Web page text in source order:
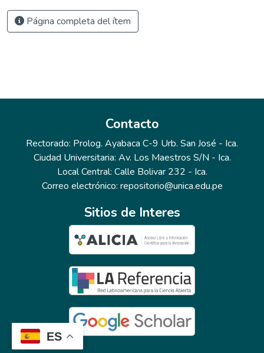
ES
Página completa del ítem
Contacto
Rectorado: Prolog. Ayabaca C-9 Urb. San José - Ica.
Ciudad Universitaria: Av. Los Maestros S/N - Ica.
Local Central: Calle Bolivar 232 - Ica.
Correo electrónico: repositorio@unica.edu.pe
Sitios de Interes